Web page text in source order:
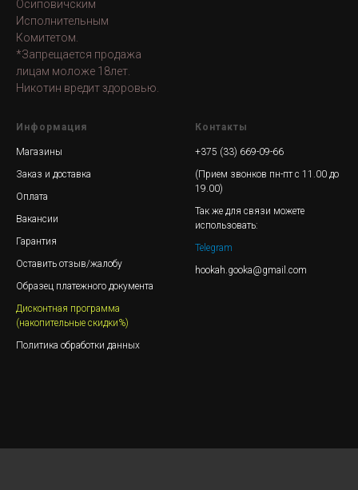
Осиповичским
Исполнительным
Комитетом.
*Запрещается продажа
лицам моложе 18лет.
Никотин вредит здоровью.
Информация
Магазины
Заказ и доставка
Оплата
Вакансии
Гарантия
Оставить отзыв/жалобу
Образец платежного документа
Дисконтная программа
(накопительные скидки%)
Политика обработки данных
Контакты
+375 (33) 669-09-66
(Прием звонков пн-пт с 11.00 до
19.00)
Так же для связи можете
использовать:
Telegram
hookah.gooka@gmail.com